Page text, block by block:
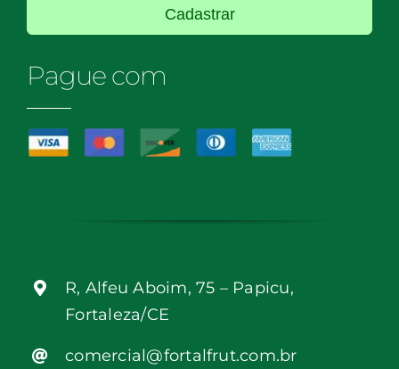
Cadastrar
Pague com
R, Alfeu Aboim, 75 – Papicu,
Fortaleza/CE
comercial@fortalfrut.com.br